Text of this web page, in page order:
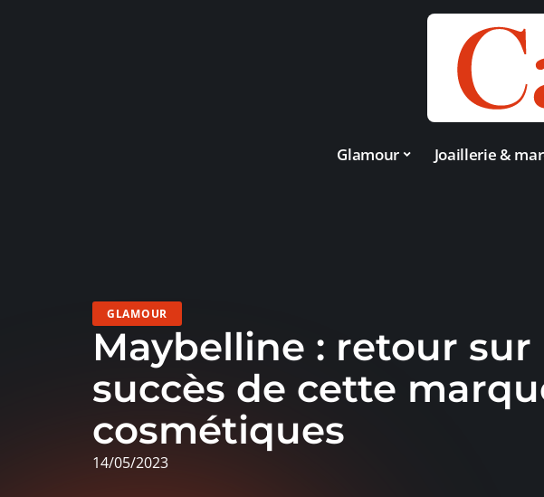
Glamour Joaillerie &
GLAMOUR
Maybelline : retour sur
succès de cette
cosmétiques
14/05/2023